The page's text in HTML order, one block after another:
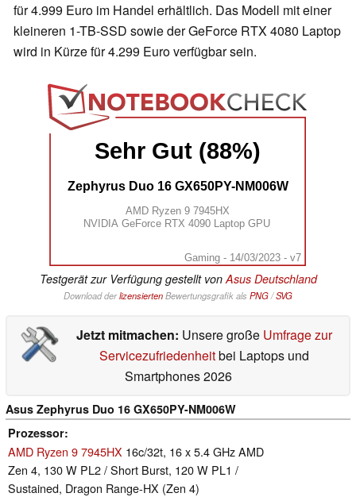
für 4.999 Euro im Handel erhältlich. Das Modell mit einer
kleineren 1-TB-SSD sowie der GeForce RTX 4080 Laptop
wird in Kürze für 4.299 Euro verfügbar sein.
Sehr Gut (88%)
Zephyrus Duo 16 GX650PY-NM006W
AMD Ryzen 9 7945HX
NVIDIA GeForce RTX 4090 Laptop GPU
Gaming - 14/03/2023 - v7
Testgerät zur Verfügung gestellt von Asus Deutschland
Download derlizensiertenBewertungsgrafik als PNG/SVG
Jetzt mitmachen: Unsere große Umfrage zur
Servicezufriedenheitbei Laptops und
Smartphones 2026
Asus Zephyrus Duo 16 GX650PY-NM006W
Prozessor
AMD Ryzen 9 7945HX 16c/32t, 16 x 5.4 GHz AMD
Zen 4, 130 W PL2 / Short Burst, 120 W PL1 /
Sustained, Dragon Range-HX (Zen 4)